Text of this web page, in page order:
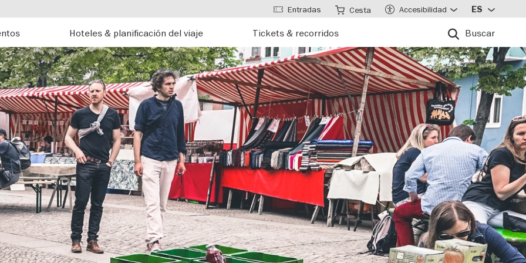
Hoteles & planificación del viaje Tickets & recorridos Buscar
Entradas Cesta Accesibilidad ES